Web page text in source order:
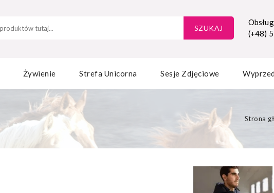
SZUKAJ
(+48)
Żywienie Strefa Unicorna Sesje Zdjęciowe
Strona